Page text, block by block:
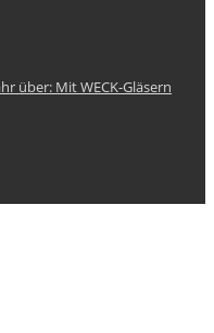
über: Mit WECK-Gläsern